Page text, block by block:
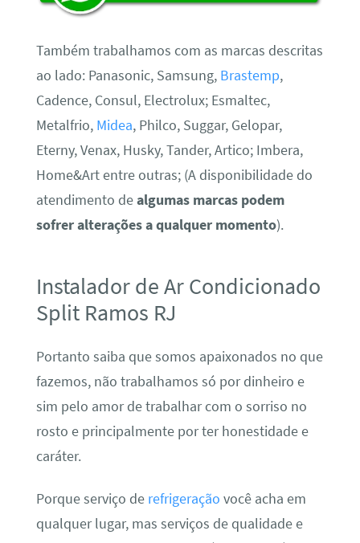
Também trabalhamos com as marcas descritas
ao lado: Panasonic, Samsung, Brastemp,
Cadence, Consul, Electrolux; Esmaltec,
Metalfrio, Midea, Philco, Suggar, Gelopar,
Eterny, Venax, Husky, Tander, Artico; Imbera,
Home&Art entre outras; (A disponibilidade do
atendimento dealgumas marcas podem
sofrer alterações a qualquer momento).
Instalador de Ar Condicionado
Split Ramos RJ
Portanto saiba que somos apaixonados no que
fazemos, não trabalhamos só por dinheiro e
sim pelo amor de trabalhar com o sorriso no
rosto e principalmente por ter honestidade e
caráter.
Porque serviço de refrigeração você acha em
qualquer lugar, mas serviços de qualidade e